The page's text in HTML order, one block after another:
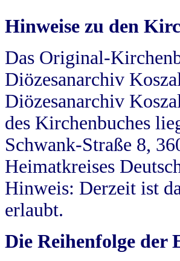
Hinweise zu den
Das Original-
Diözesanarchiv
Diözesanarchiv
des Kirchenbuches
Schwank-Straße 8,
Heimatkreises
Hinweis: Derzeit ist
erlaubt.
Die Reihenfolge der